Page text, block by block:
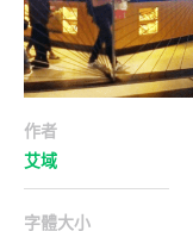
作者
艾域
字體大小